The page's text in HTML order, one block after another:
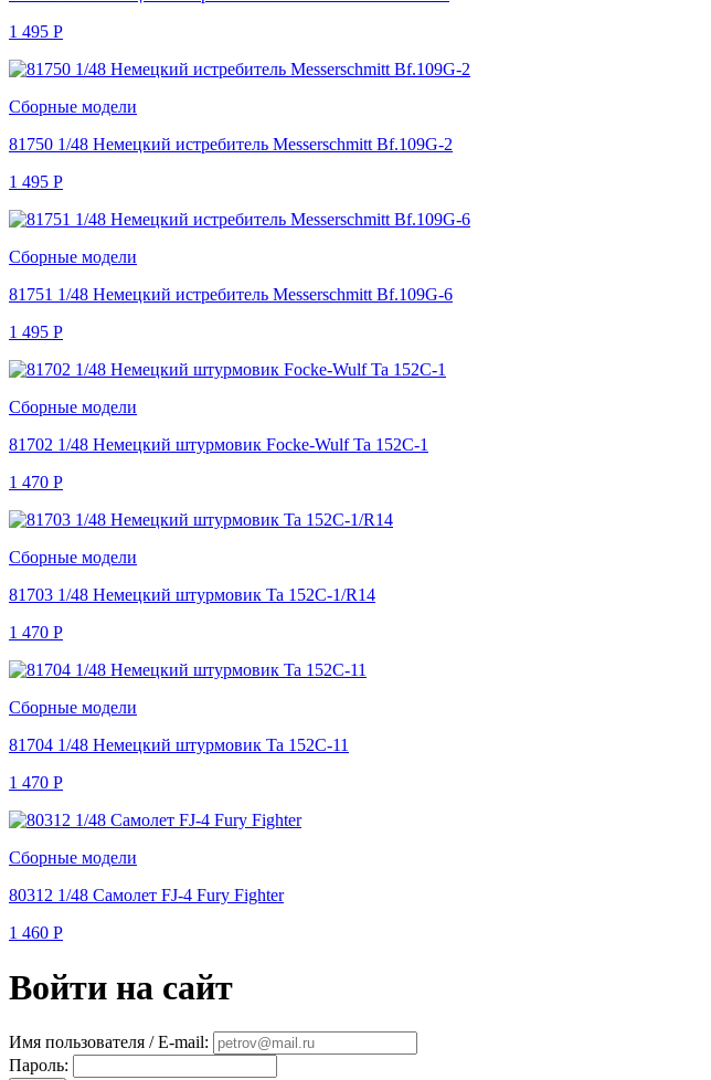
1 495 Р
Сборные модели
81750 1/48 Немецкий истребитель Messerschmitt Bf.109G-2
1 495 Р
Сборные модели
81751 1/48 Немецкий истребитель Messerschmitt Bf.109G-6
1 495 Р
Сборные модели
81702 1/48 Немецкий штурмовик Focke-Wulf Ta 152C-1
1 470 Р
Сборные модели
81703 1/48 Немецкий штурмовик Ta 152C-1/R14
1 470 Р
Сборные модели
81704 1/48 Немецкий штурмовик Ta 152C-11
1 470 Р
Сборные модели
80312 1/48 Самолет FJ-4 Fury Fighter
1 460 Р
Войти на сайт
Имя пользователя / E-mail:
Пароль: